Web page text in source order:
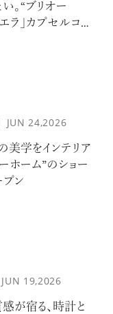
。“ブリオー
ラ」カプセルコレ
JUN 24,2026
美学をインテリア
ホーム”のショー
ン
JUN 19,2026
が宿る、時計と